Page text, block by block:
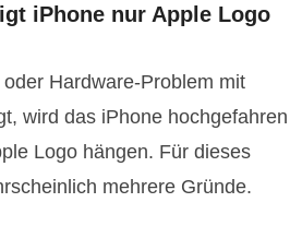
iPhone nur Apple Logo
Hardware-Problem mit
wird das iPhone hochgefahren
Logo hängen. Für dieses
mehrere Gründe.